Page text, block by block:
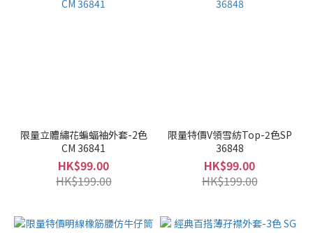
限量立體繡花蝙蝠袖外套-2色
CM 36841
HK$99.00
HK$199.00
限量特價V領雪紡Top-2色SP
36848
HK$99.00
HK$199.00